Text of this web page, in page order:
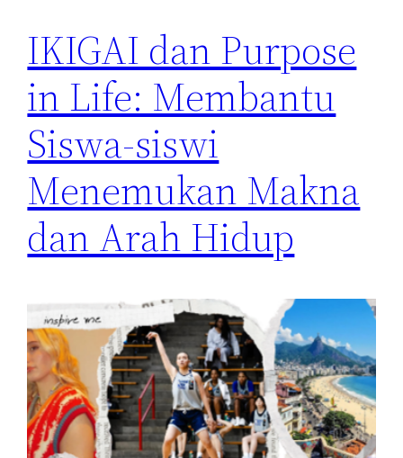
IKIGAI dan Purpose
in Life: Membantu
Siswa-siswi
Menemukan Makna
dan Arah Hidup